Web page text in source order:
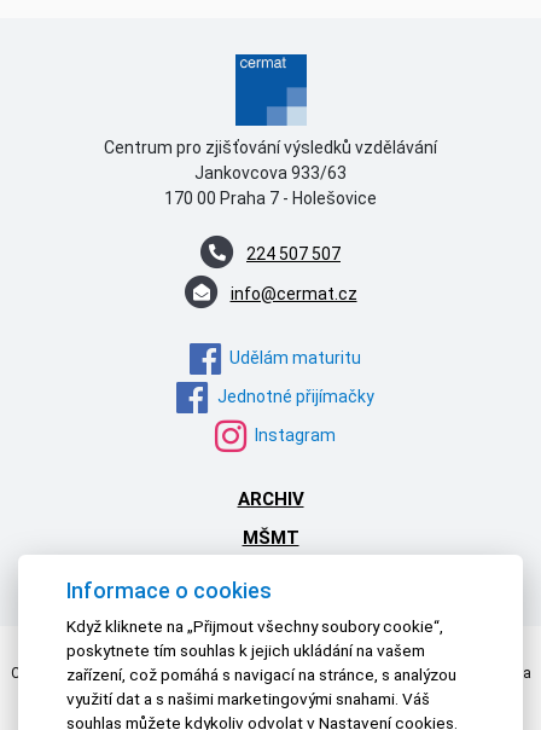
Centrum pro zjišťování výsledků vzdělávání
Jankovcova 933/63
170 00 Praha 7 - Holešovice
224 507 507
info@cermat.cz
Udělám maturitu
Jednotné přijímačky
Instagram
ARCHIV
MŠMT
Centrum pro zjišťování výsledků vzdělávání | © 2026 Všechna práva vyhrazena
Textová verze|Mapa stránek|Prohlášení o přístupnosti
Informace o cookies
Když kliknete na „Přijmout všechny soubory cookie“,
poskytnete tím souhlas k jejich ukládání na vašem
zařízení, což pomáhá s navigací na stránce, s analýzou
využití dat a s našimi marketingovými snahami. Váš
souhlas můžete kdykoliv odvolat v Nastavení cookies.